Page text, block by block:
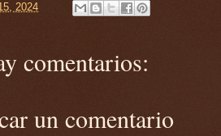
2024
comentarios:
un comentario